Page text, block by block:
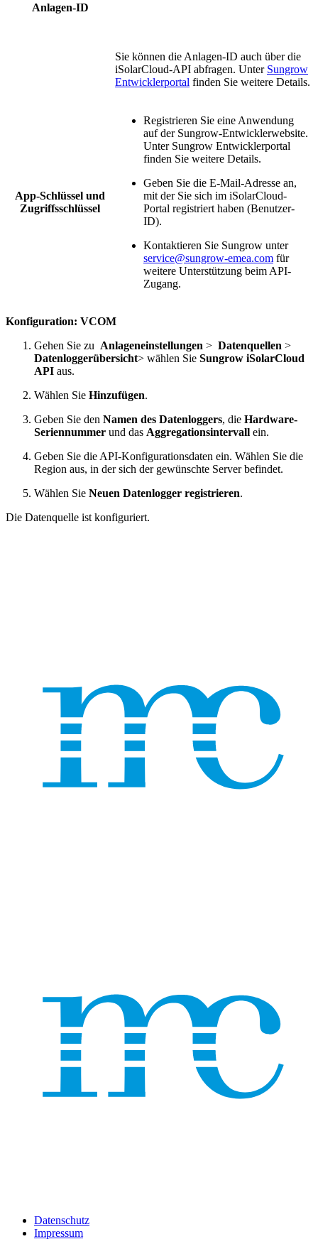
Anlagen-ID
Sie können die Anlagen-ID auch über die
iSolarCloud-API abfragen. Unter Sungrow
Entwicklerportal finden Sie weitere Details.
App-Schlüssel und
Zugriffsschlüssel
Registrieren Sie eine Anwendung
auf der Sungrow-Entwicklerwebsite.
Unter Sungrow Entwicklerportal
finden Sie weitere Details.
Geben Sie die E-Mail-Adresse an,
mit der Sie sich im iSolarCloud-
Portal registriert haben (Benutzer-
ID).
Kontaktieren Sie Sungrow unter
service@sungrow-emea.com für
weitere Unterstützung beim API-
Zugang.
Konfiguration: VCOM
Gehen Sie zu Anlageneinstellungen > Datenquellen >
Datenloggerübersicht> wählen Sie Sungrow iSolarCloud
API aus.
Wählen Sie Hinzufügen.
Geben Sie den Namen des Datenloggers, die Hardware-
Seriennummer und das Aggregationsintervall ein.
Geben Sie die API-Konfigurationsdaten ein. Wählen Sie die
Region aus, in der sich der gewünschte Server befindet.
Wählen Sie Neuen Datenlogger registrieren.
Die Datenquelle ist konfiguriert.
Datenschutz
Impressum